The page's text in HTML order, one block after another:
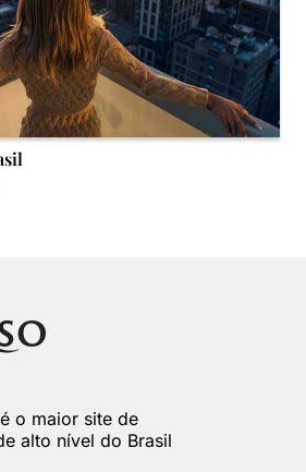
o maior site de
alto nível do Brasil